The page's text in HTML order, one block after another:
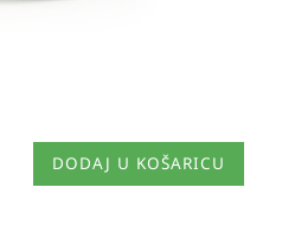
DODAJ U KOŠARICU